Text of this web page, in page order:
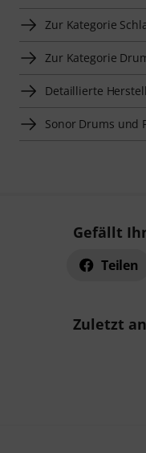
Zur Kategorie
Zur Kategorie
Detaillierte
Sonor Drums und
Gefällt
Teilen
Zuletzt